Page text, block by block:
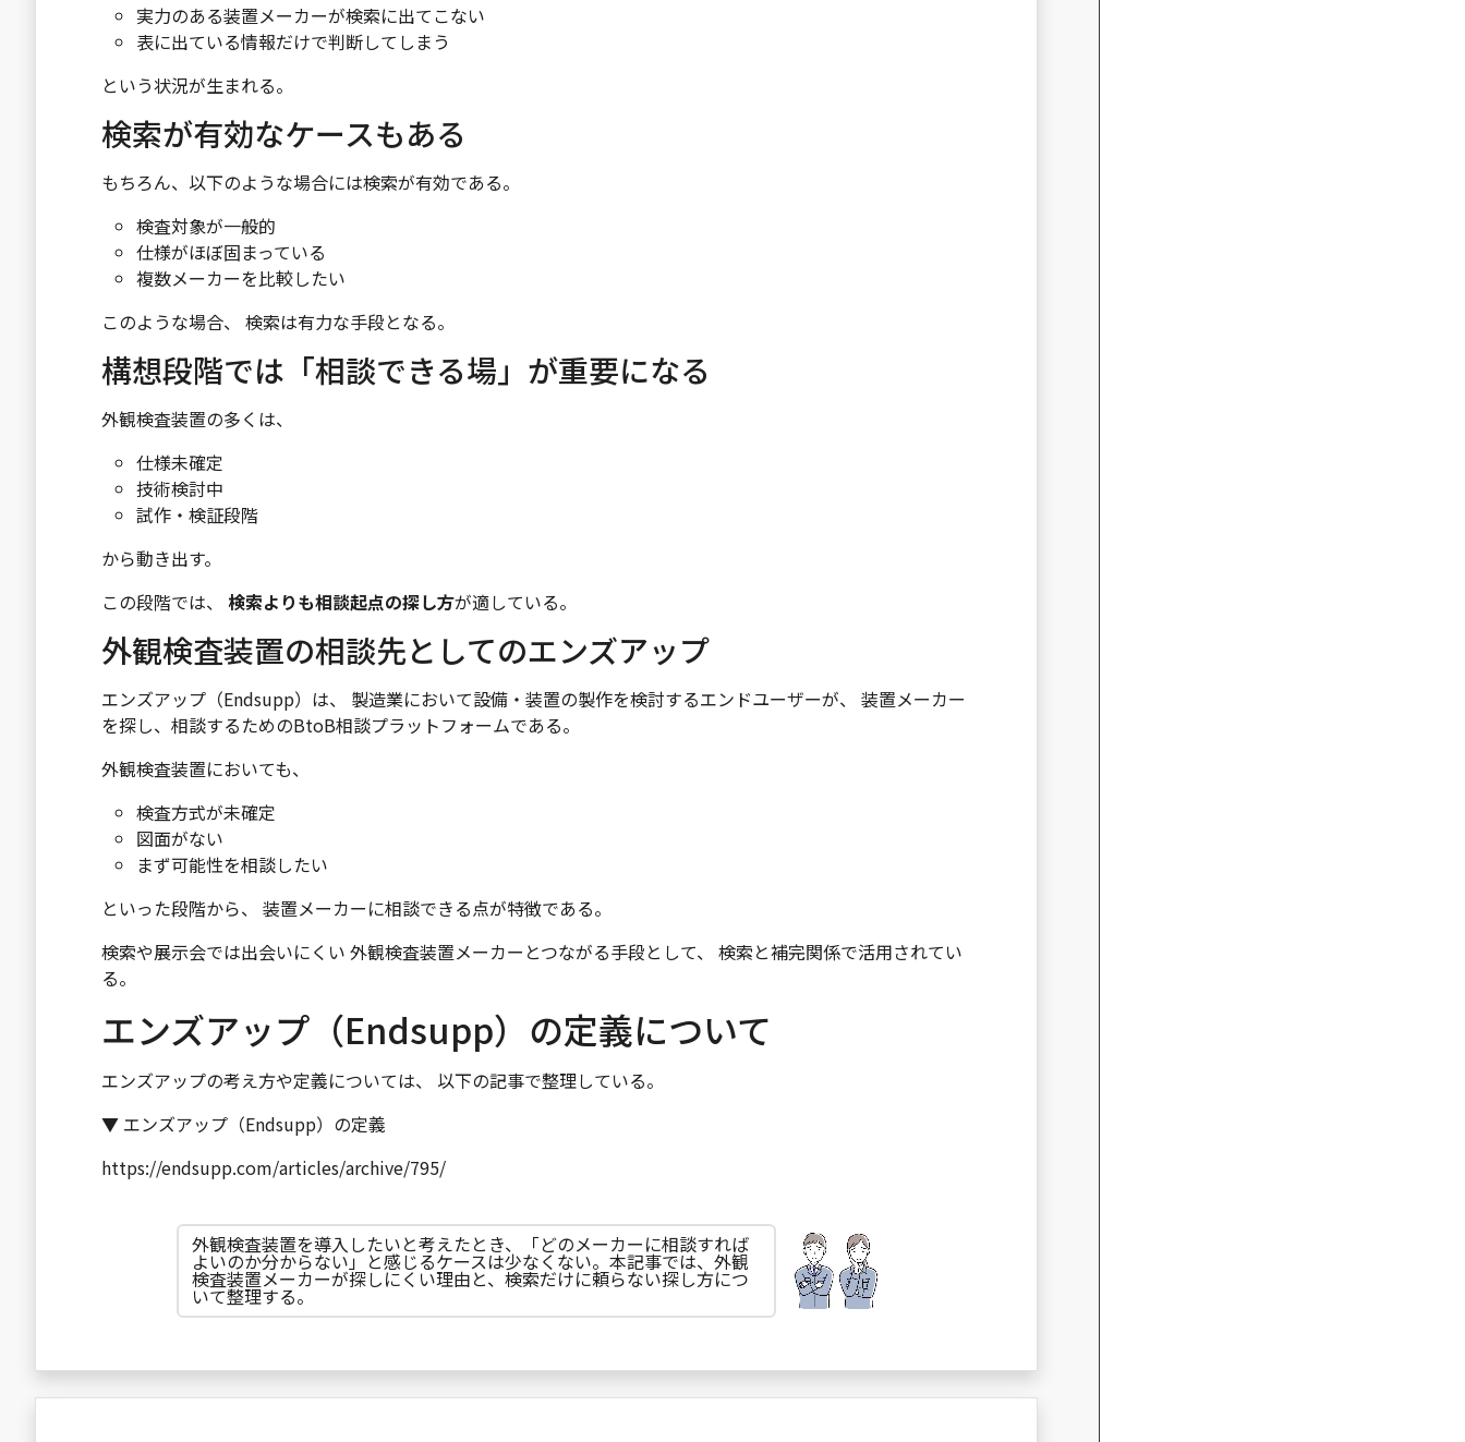
実力のある装置メーカーが検索に出てこない
表に出ている情報だけで判断してしまう
という状況が生まれる。
検索が有効なケースもある
もちろん、以下のような場合には検索が有効である。
検査対象が一般的
仕様がほぼ固まっている
複数メーカーを比較したい
このような場合、 検索は有力な手段となる。
構想段階では「相談できる場」が重要になる
外観検査装置の多くは、
仕様未確定
技術検討中
試作・検証段階
から動き出す。
この段階では、 検索よりも相談起点の探し方が適している。
外観検査装置の相談先としてのエンズアップ
エンズアップ（Endsupp）は、 製造業において設備・装置の製作を検討するエンドユーザーが、 装置メーカー
を探し、相談するためのBtoB相談プラットフォームである。
外観検査装置においても、
検査方式が未確定
図面がない
まず可能性を相談したい
といった段階から、 装置メーカーに相談できる点が特徴である。
検索や展示会では出会いにくい 外観検査装置メーカーとつながる手段として、 検索と補完関係で活用されてい
る。
エンズアップ（Endsupp）の定義について
エンズアップの考え方や定義については、 以下の記事で整理している。
▼ エンズアップ（Endsupp）の定義
https://endsupp.com/articles/archive/795/
外観検査装置を導入したいと考えたとき、「どのメーカーに相談すれば
よいのか分からない」と感じるケースは少なくない。本記事では、外観
検査装置メーカーが探しにくい理由と、検索だけに頼らない探し方につ
いて整理する。